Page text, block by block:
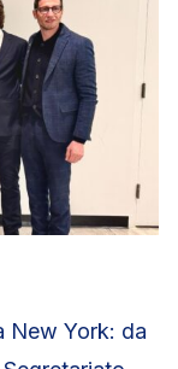
New York: da